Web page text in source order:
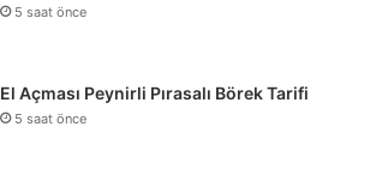
5 saat önce
El Açması Peynirli Pırasalı Börek Tarifi
5 saat önce